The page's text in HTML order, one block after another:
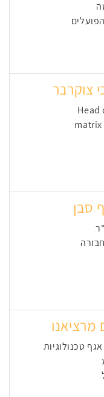
צוקרבר
Head
matrix
סבן
מרציאנו
טכנולוגיות